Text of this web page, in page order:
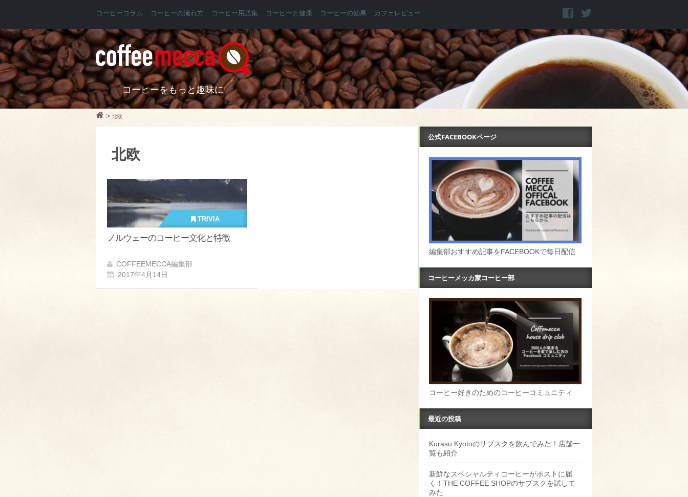
コーヒーコラム コーヒーの淹れ方 コーヒー用語集 コーヒーと健康 コーヒーの効果 カフェレビュー
コーヒーをもっと趣味に
> 北欧
北欧
TRIVIA
ノルウェーのコーヒー文化と特徴
COFFEEMECCA編集部
2017年4月14日
公式FACEBOOKページ
編集部おすすめ記事をFACEBOOKで毎日配信
コーヒーメッカ家コーヒー部
コーヒー好きのためのコーヒーコミュニティ
最近の投稿
Kurasu Kyotoのサブスクを飲んでみた！店舗一
覧も紹介
新鮮なスペシャルティコーヒーがポストに届
く！THE COFFEE SHOPのサブスクを試して
みた